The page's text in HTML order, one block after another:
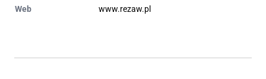
Web www.rezaw.pl